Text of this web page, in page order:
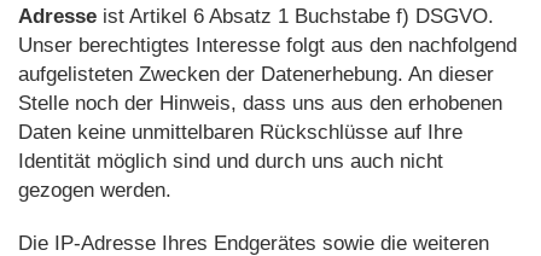
Adresse ist Artikel 6 Absatz 1 Buchstabe f) DSGVO.
Unser berechtigtes Interesse folgt aus den nachfolgend
aufgelisteten Zwecken der Datenerhebung. An dieser
Stelle noch der Hinweis, dass uns aus den erhobenen
Daten keine unmittelbaren Rückschlüsse auf Ihre
Identität möglich sind und durch uns auch nicht
gezogen werden.
Die IP-Adresse Ihres Endgerätes sowie die weiteren